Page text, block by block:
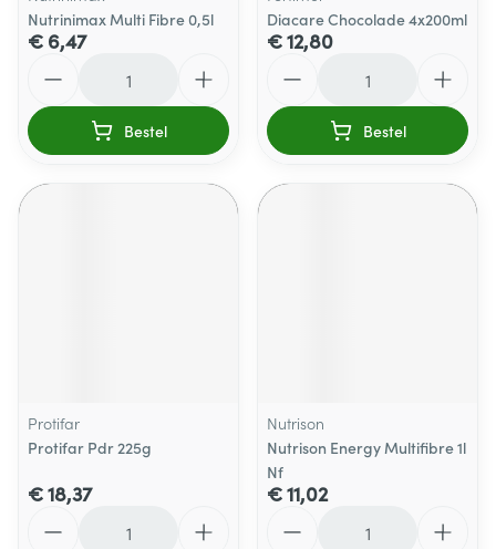
Nutrinimax Multi Fibre 0,5l
€ 6,47
Bestel
Diacare Chocolade 4x200ml
€ 12,80
Bestel
Protifar
Protifar Pdr 225g
€ 18,37
Nutrison
Nutrison Energy Multifibre 1l
Nf
€ 11,02